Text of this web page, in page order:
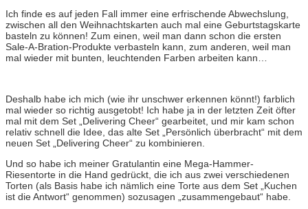
Ich finde es auf jeden Fall immer eine erfrischende Abwechslung,
zwischen all den Weihnachtskarten auch mal eine Geburtstagskarte
basteln zu können! Zum einen, weil man dann schon die ersten
Sale-A-Bration-Produkte verbasteln kann, zum anderen, weil man
mal wieder mit bunten, leuchtenden Farben arbeiten kann…
Deshalb habe ich mich (wie ihr unschwer erkennen könnt!) farblich
mal wieder so richtig ausgetobt! Ich habe ja in der letzten Zeit öfter
mal mit dem Set „Delivering Cheer“ gearbeitet, und mir kam schon
relativ schnell die Idee, das alte Set „Persönlich überbracht“ mit dem
neuen Set „Delivering Cheer“ zu kombinieren.
Und so habe ich meiner Gratulantin eine Mega-Hammer-
Riesentorte in die Hand gedrückt, die ich aus zwei verschiedenen
Torten (als Basis habe ich nämlich eine Torte aus dem Set „Kuchen
ist die Antwort“ genommen) sozusagen „zusammengebaut“ habe.